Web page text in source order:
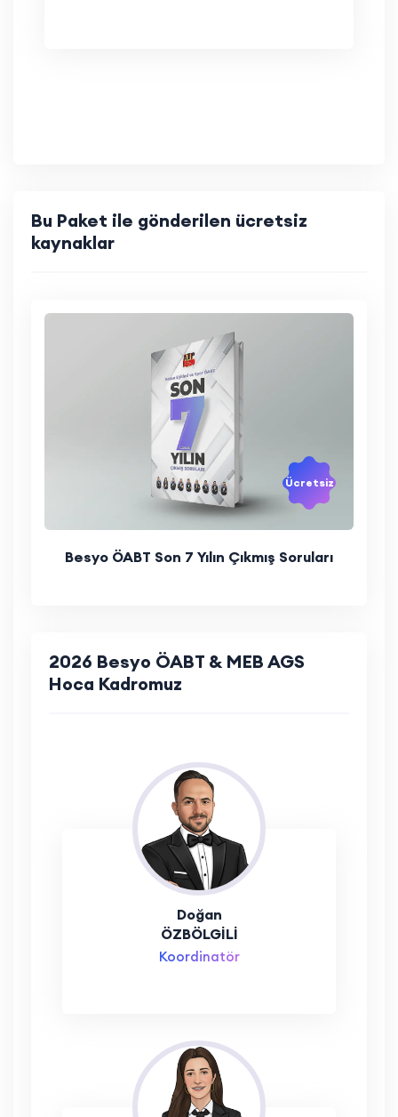
Bu Paket ile gönderilen ücretsiz
kaynaklar
Ücretsiz
Besyo ÖABT Son 7 Yılın Çıkmış Soruları
2026 Besyo ÖABT & MEB AGS
Hoca Kadromuz
Doğan
ÖZBÖLGİLİ
Koordinatör